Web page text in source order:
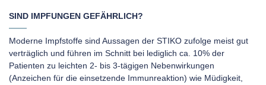
SIND IMPFUNGEN GEFÄHRLICH?
Moderne Impfstoffe sind Aussagen der STIKO zufolge meist gut
verträglich und führen im Schnitt bei lediglich ca. 10% der
Patienten zu leichten 2- bis 3-tägigen Nebenwirkungen
(Anzeichen für die einsetzende Immunreaktion) wie Müdigkeit,